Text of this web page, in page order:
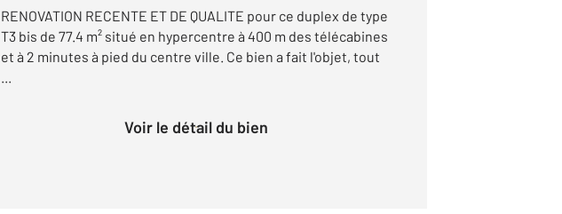
RENOVATION RECENTE ET DE QUALITE pour ce duplex de type
T3 bis de 77.4 m² situé en hypercentre à 400 m des télécabines
et à 2 minutes à pied du centre ville. Ce bien a fait l'objet, tout
...
Voir le détail du bien